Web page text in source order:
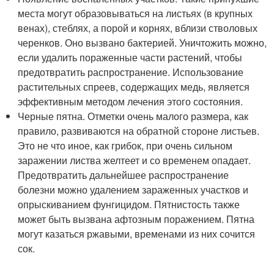
места могут образовываться на листьях (в крупных
венах), стеблях, а порой и корнях, вблизи стволовых
черенков. Оно вызвано бактерией. Уничтожить можно,
если удалить пораженные части растений, чтобы
предотвратить распространение. Использование
растительных спреев, содержащих медь, является
эффективным методом лечения этого состояния.
Черные пятна. Отметки очень малого размера, как
правило, развиваются на обратной стороне листьев.
Это не что иное, как грибок, при очень сильном
заражении листва желтеет и со временем опадает.
Предотвратить дальнейшее распространение
болезни можно удалением зараженных участков и
опрыскиванием фунгицидом. Пятнистость также
может быть вызвана афтозным поражением. Пятна
могут казаться ржавыми, временами из них сочится
сок.